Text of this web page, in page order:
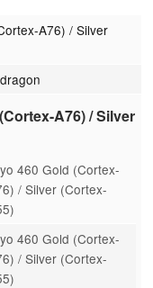
A76) / Silver
A76) / Silver
460 Gold (Cortex-
/ Silver (Cortex-
460 Gold (Cortex-
/ Silver (Cortex-